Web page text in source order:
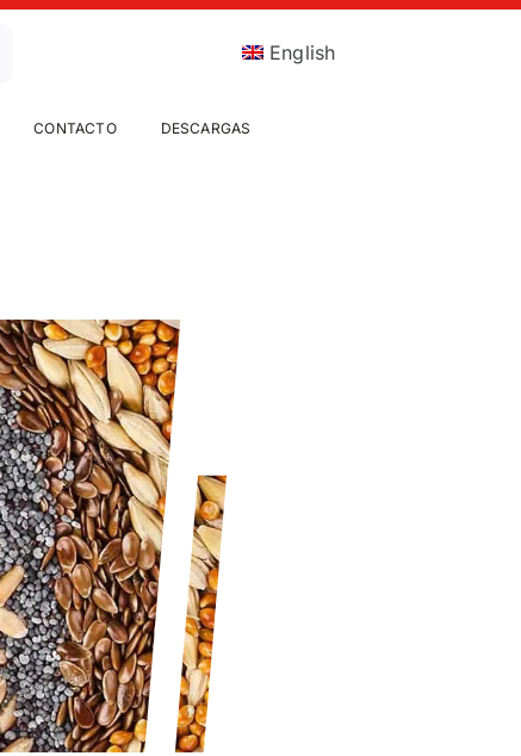
English
CONTACTO DESCARGAS